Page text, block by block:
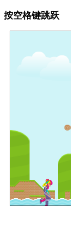
按空格键跳跃